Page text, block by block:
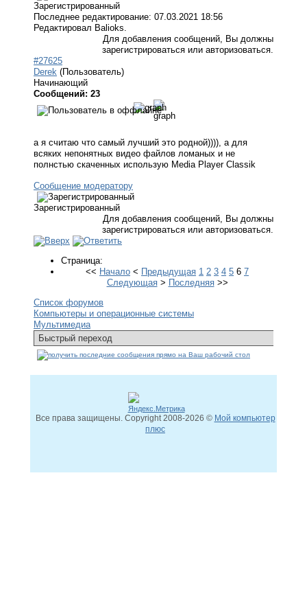
Зарегистрированный
Последнее редактирование: 07.03.2021 18:56
Редактировал Balioks.
Для добавления сообщений, Вы должны
зарегистрироваться или авторизоваться.
#27625
Derek (Пользователь)
Начинающий
Сообщений: 23
а я считаю что самый лучший это родной)))), а для
всяких непонятных видео файлов ломаных и не
полнстью скаченных использую Media Player Classik
Сообщение модератору
Зарегистрированный
Для добавления сообщений, Вы должны
зарегистрироваться или авторизоваться.
Страница:
<< Начало < Предыдущая 1 2 3 4 5 6 7
Следующая> Последняя>>
Список форумов
Компьютеры и операционные системы
Мультимедиа
Все права защищены. Copyright2008-2026 © Мой компьютер
плюс